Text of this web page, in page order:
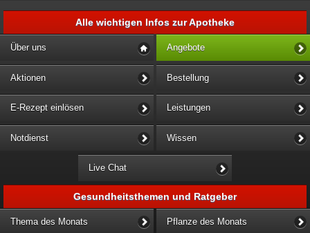
Alle wichtigen Infos zur Apotheke
Über uns Angebote
Aktionen Bestellung
E-Rezept einlösen Leistungen
Notdienst Wissen
Live Chat
Gesundheitsthemen und Ratgeber
Thema des Monats Pflanze des Monats